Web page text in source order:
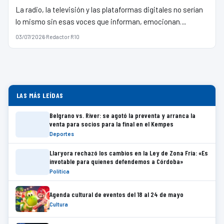
La radio, la televisión y las plataformas digitales no serían
lo mismo sin esas voces que informan, emocionan…
03/07/2026·Redactor R10
LAS MÁS LEÍDAS
Belgrano vs. River: se agotó la preventa y arranca la
venta para socios para la final en el Kempes
Deportes
Llaryora rechazó los cambios en la Ley de Zona Fría: «Es
invotable para quienes defendemos a Córdoba»
Política
Agenda cultural de eventos del 18 al 24 de mayo
Cultura